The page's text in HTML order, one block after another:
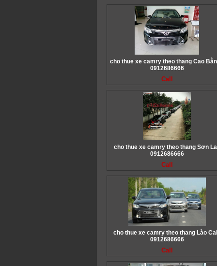
cho thue xe camry theo thang Cao
0912686666
Call
cho thue xe camry theo thang Sơn
0912686666
Call
cho thue xe camry theo thang Lào
0912686666
Call